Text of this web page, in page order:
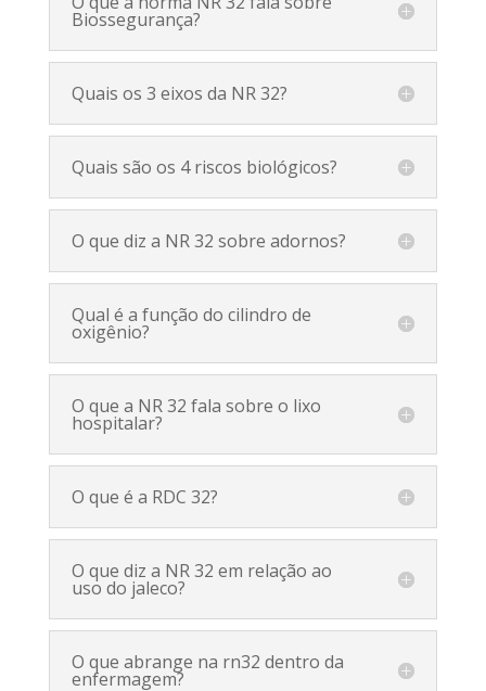
Biossegurança?
Quais os 3 eixos da NR 32?
Quais são os 4 riscos biológicos?
O que diz a NR 32 sobre adornos?
Qual é a função do cilindro de
oxigênio?
O que a NR 32 fala sobre o lixo
hospitalar?
O que é a RDC 32?
O que diz a NR 32 em relação ao
uso do jaleco?
O que abrange na rn32 dentro da
enfermagem?